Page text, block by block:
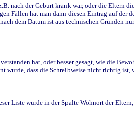
nach der Geburt krank war, oder die Eltern
Fällen hat man dann diesen Eintrag auf der
dem Datum ist aus technischen Gründen
hat, oder besser gesagt, wie die
dass die Schreibweise nicht richtig ist,
Liste wurde in der Spalte Wohnort der